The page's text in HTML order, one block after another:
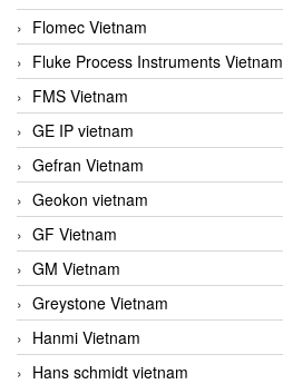
Flomec Vietnam
Fluke Process Instruments Vietnam
FMS Vietnam
GE IP vietnam
Gefran Vietnam
Geokon vietnam
GF Vietnam
GM Vietnam
Greystone Vietnam
Hanmi Vietnam
Hans schmidt vietnam